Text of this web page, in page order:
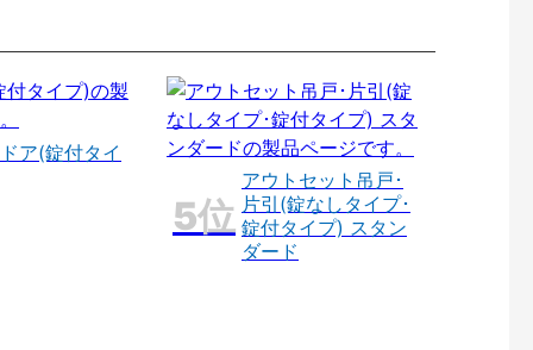
ア(錠付タイ
アウトセット吊戸･
片引(錠なしタイプ･
錠付タイプ) スタン
ダード